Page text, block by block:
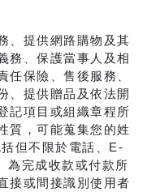
、提供網路購物及其
務、保護當事人及相
任保險、售後服務、
、提供贈品及依法開
記項目或組織章程所
質，可能蒐集您的姓
但不限於電話、E-
為完成收款或付款所
接或間接識別使用者